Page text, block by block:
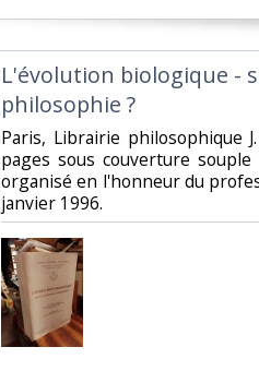
‎L'évolution biologique -
philosophie ?‎
‎Paris, Librairie philosophique
pages sous couverture
organisé en l'honneur du
janvier 1996.‎